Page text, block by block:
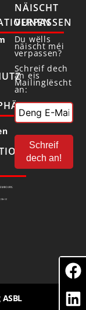
NÄISCHT
VERPASSEN
Du wëlls
näischt méi
verpassen?
Schreif dech
an eis
Mailinglëscht
an: